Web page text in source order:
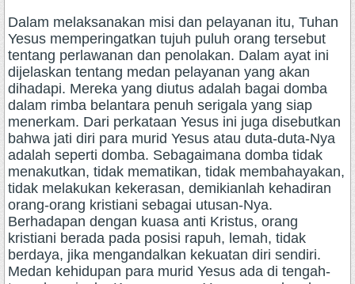
Dalam melaksanakan misi dan pelayanan itu, Tuhan
Yesus memperingatkan tujuh puluh orang tersebut
tentang perlawanan dan penolakan. Dalam ayat ini
dijelaskan tentang medan pelayanan yang akan
dihadapi. Mereka yang diutus adalah bagai domba
dalam rimba belantara penuh serigala yang siap
menerkam. Dari perkataan Yesus ini juga disebutkan
bahwa jati diri para murid Yesus atau duta-duta-Nya
adalah seperti domba. Sebagaimana domba tidak
menakutkan, tidak mematikan, tidak membahayakan,
tidak melakukan kekerasan, demikianlah kehadiran
orang-orang kristiani sebagai utusan-Nya.
Berhadapan dengan kuasa anti Kristus, orang
kristiani berada pada posisi rapuh, lemah, tidak
berdaya, jika mengandalkan kekuatan diri sendiri.
Medan kehidupan para murid Yesus ada di tengah-